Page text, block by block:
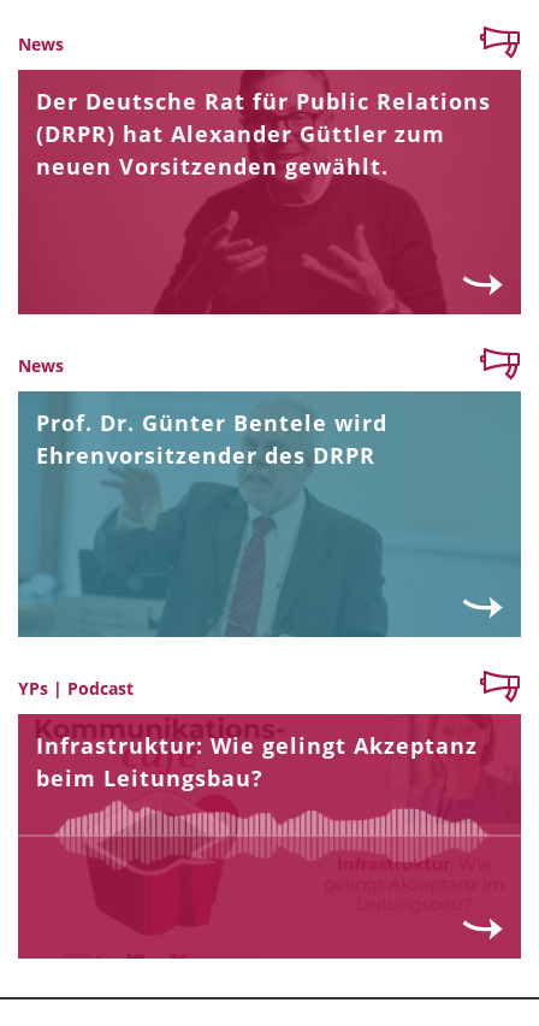
News
Der Deutsche Rat für Public Relations
(DRPR) hat Alexander Güttler zum
neuen Vorsitzenden gewählt.
News
Prof. Dr. Günter Bentele wird
Ehrenvorsitzender des DRPR
YPs | Podcast
Infrastruktur: Wie gelingt Akzeptanz
beim Leitungsbau?